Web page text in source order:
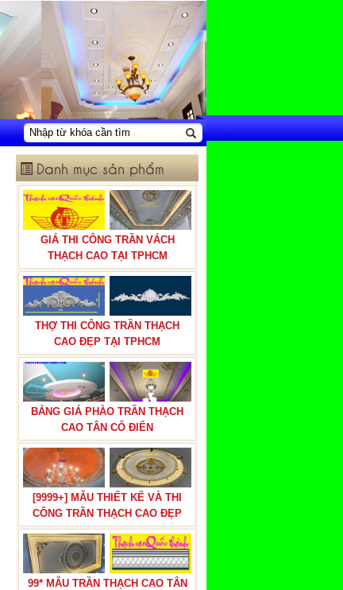
Danh mục sản phẩm
GIÁ THI CÔNG TRẦN VÁCH
THẠCH CAO TẠI TPHCM
THỢ THI CÔNG TRẦN THẠCH
CAO ĐẸP TẠI TPHCM
BẢNG GIÁ PHÀO TRẦN THẠCH
CAO TÂN CỔ ĐIỂN
[9999+] MẪU THIẾT KẾ VÀ THI
CÔNG TRẦN THẠCH CAO ĐẸP
99* MẪU TRẦN THẠCH CAO TÂN